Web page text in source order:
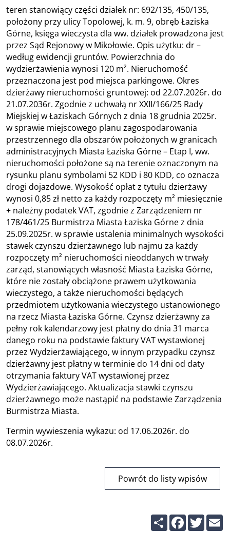
teren stanowiący części działek nr: 692/135, 450/135,
położony przy ulicy Topolowej, k. m. 9, obręb Łaziska
Górne, księga wieczysta dla ww. działek prowadzona jest
przez Sąd Rejonowy w Mikołowie. Opis użytku: dr –
według ewidencji gruntów. Powierzchnia do
wydzierżawienia wynosi 120 m². Nieruchomość
przeznaczona jest pod miejsca parkingowe. Okres
dzierżawy nieruchomości gruntowej: od 22.07.2026r. do
21.07.2036r. Zgodnie z uchwałą nr XXII/166/25 Rady
Miejskiej w Łaziskach Górnych z dnia 18 grudnia 2025r.
w sprawie miejscowego planu zagospodarowania
przestrzennego dla obszarów położonych w granicach
administracyjnych Miasta Łaziska Górne – Etap I, ww.
nieruchomości położone są na terenie oznaczonym na
rysunku planu symbolami 52 KDD i 80 KDD, co oznacza
drogi dojazdowe. Wysokość opłat z tytułu dzierżawy
wynosi 0,85 zł netto za każdy rozpoczęty m² miesięcznie
+ należny podatek VAT, zgodnie z Zarządzeniem nr
178/461/25 Burmistrza Miasta Łaziska Górne z dnia
25.09.2025r. w sprawie ustalenia minimalnych wysokości
stawek czynszu dzierżawnego lub najmu za każdy
rozpoczęty m² nieruchomości nieoddanych w trwały
zarząd, stanowiących własność Miasta Łaziska Górne,
które nie zostały obciążone prawem użytkowania
wieczystego, a także nieruchomości będących
przedmiotem użytkowania wieczystego ustanowionego
na rzecz Miasta Łaziska Górne. Czynsz dzierżawny za
pełny rok kalendarzowy jest płatny do dnia 31 marca
danego roku na podstawie faktury VAT wystawionej
przez Wydzierżawiającego, w innym przypadku czynsz
dzierżawny jest płatny w terminie do 14 dni od daty
otrzymania faktury VAT wystawionej przez
Wydzierżawiającego. Aktualizacja stawki czynszu
dzierżawnego może nastąpić na podstawie Zarządzenia
Burmistrza Miasta.
Termin wywieszenia wykazu: od 17.06.2026r. do
08.07.2026r.
Powrót do listy wpisów
ShareFacebook